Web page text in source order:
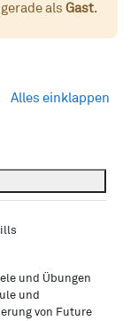
als Gast.
Alles einklappen
und Übungen
und
von Future